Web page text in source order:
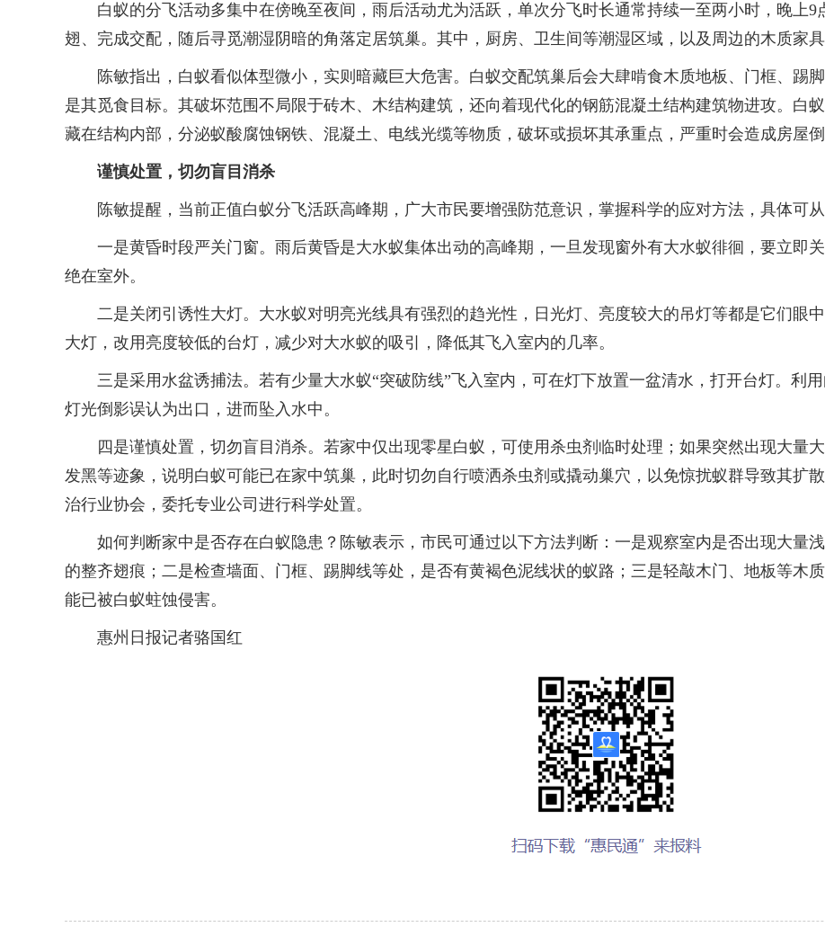
白蚁的分飞活动多集中在傍晚至夜间，雨后活动尤为活跃，单次分飞时长通常持续一至两小时，晚上9
翅、完成交配，随后寻觅潮湿阴暗的角落定居筑巢。其中，厨房、卫生间等潮湿区域，以及周边的木质家
陈敏指出，白蚁看似体型微小，实则暗藏巨大危害。白蚁交配筑巢后会大肆啃食木质地板、门框、踢
是其觅食目标。其破坏范围不局限于砖木、木结构建筑，还向着现代化的钢筋混凝土结构建筑物进攻。白
藏在结构内部，分泌蚁酸腐蚀钢铁、混凝土、电线光缆等物质，破坏或损坏其承重点，严重时会造成房屋倒
谨慎处置，切勿盲目消杀
陈敏提醒，当前正值白蚁分飞活跃高峰期，广大市民要增强防范意识，掌握科学的应对方法，具体可从
一是黄昏时段严关门窗。雨后黄昏是大水蚁集体出动的高峰期，一旦发现窗外有大水蚁徘徊，要立即
绝在室外。
二是关闭引诱性大灯。大水蚁对明亮光线具有强烈的趋光性，日光灯、亮度较大的吊灯等都是它们眼
大灯，改用亮度较低的台灯，减少对大水蚁的吸引，降低其飞入室内的几率。
三是采用水盆诱捕法。若有少量大水蚁“突破防线”飞入室内，可在灯下放置一盆清水，打开台灯。利
灯光倒影误认为出口，进而坠入水中。
四是谨慎处置，切勿盲目消杀。若家中仅出现零星白蚁，可使用杀虫剂临时处理；如果突然出现大量
发黑等迹象，说明白蚁可能已在家中筑巢，此时切勿自行喷洒杀虫剂或撬动巢穴，以免惊扰蚁群导致其扩
治行业协会，委托专业公司进行科学处置。
如何判断家中是否存在白蚁隐患？陈敏表示，市民可通过以下方法判断：一是观察室内是否出现大量
的整齐翅痕；二是检查墙面、门框、踢脚线等处，是否有黄褐色泥线状的蚁路；三是轻敲木门、地板等木
能已被白蚁蛀蚀侵害。
惠州日报记者骆国红